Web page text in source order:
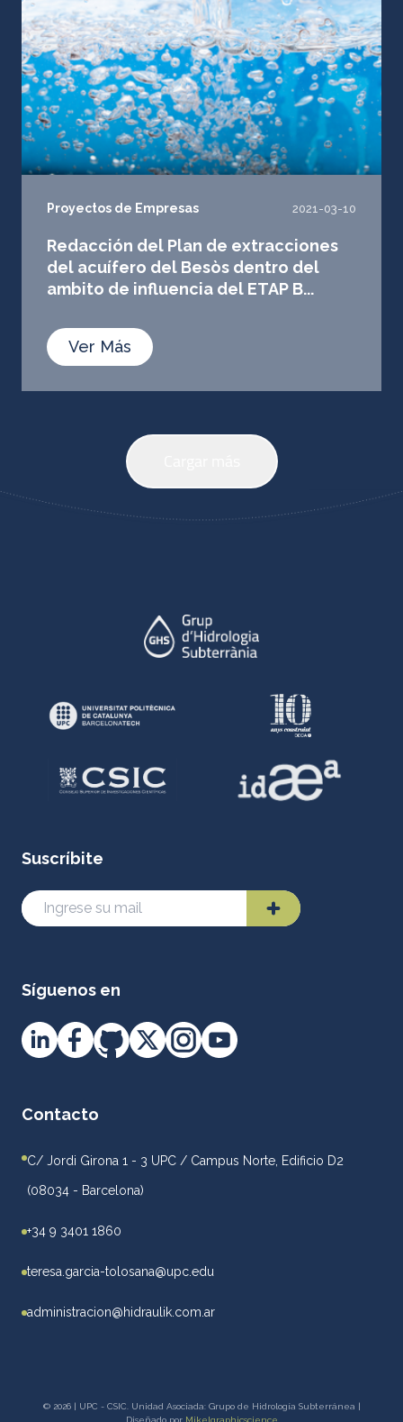
Proyectos de Empresas 2021-03-10
Redacción del Plan de extracciones
del acuífero del Besòs dentro del
ambito de influencia del ETAP B...
Ver Más
Suscríbite
Síguenos en
Contacto
C/ Jordi Girona 1 - 3 UPC / Campus Norte, Edificio D2
(08034 - Barcelona)
+34 9 3401 1860
teresa.garcia-tolosana@upc.edu
administracion@hidraulik.com.ar
© 2026 | UPC - CSIC. Unidad Asociada: Grupo de Hidrología Subterránea |
Diseñado por Mikelgraphicscience